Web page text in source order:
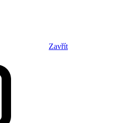
Zavřít